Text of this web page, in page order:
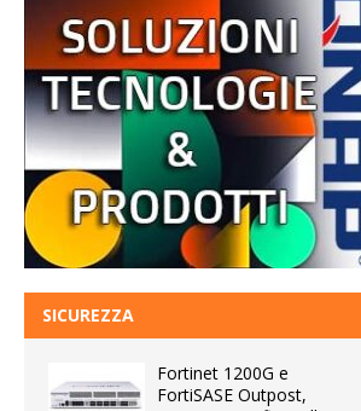
SICUREZZA
Fortinet 1200G e
FortiSASE Outpost,